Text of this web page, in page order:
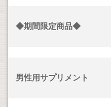
◆期間限定商品◆
男性用サプリメント